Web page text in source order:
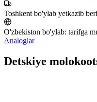
Toshkent bo'ylab yetkazib
O'zbekiston bo'ylab: tarifga
Analoglar
Detskiye